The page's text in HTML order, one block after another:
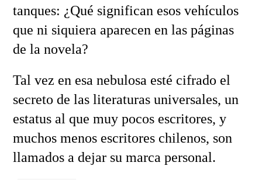
tanques: ¿Qué significan esos vehículos
que ni siquiera aparecen en las páginas
de la novela?
Tal vez en esa nebulosa esté cifrado el
secreto de las literaturas universales, un
estatus al que muy pocos escritores, y
muchos menos escritores chilenos, son
llamados a dejar su marca personal.